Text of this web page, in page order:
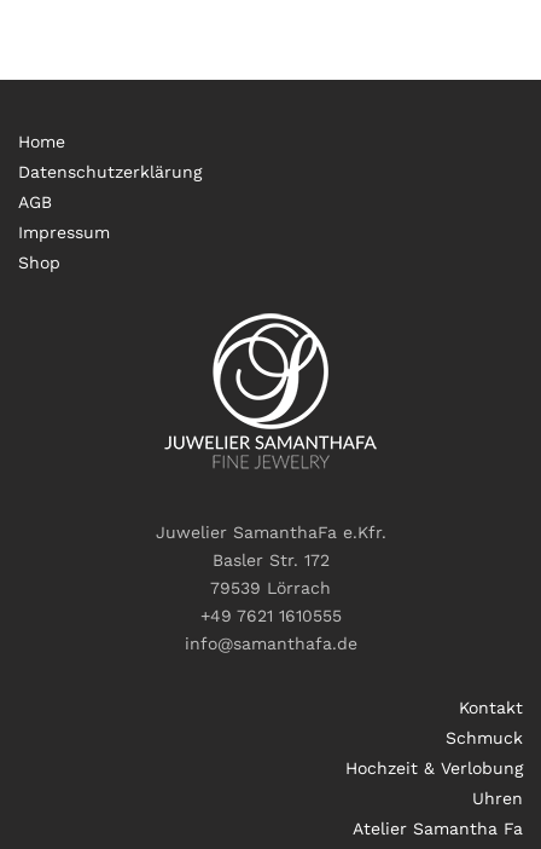
Home
Datenschutzerklärung
AGB
Impressum
Shop
Juwelier SamanthaFa e.Kfr.
Basler Str. 172
79539 Lörrach
+49 7621 1610555
info@samanthafa.de
Kontakt
Schmuck
Hochzeit & Verlobung
Uhren
Atelier Samantha Fa